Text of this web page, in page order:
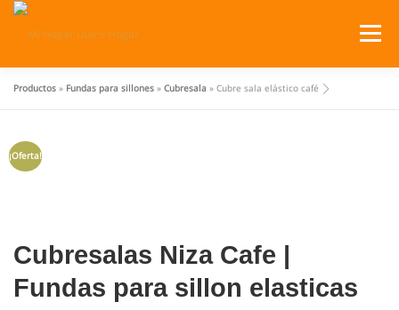
Saltar
contenido
Menú
¿DÓNDE ESTAMOS?
Productos » Fundas para sillones » Cubresala » Cubre sala elástico café
¡Oferta!
Cubresalas Niza Cafe |
Fundas para sillon elasticas